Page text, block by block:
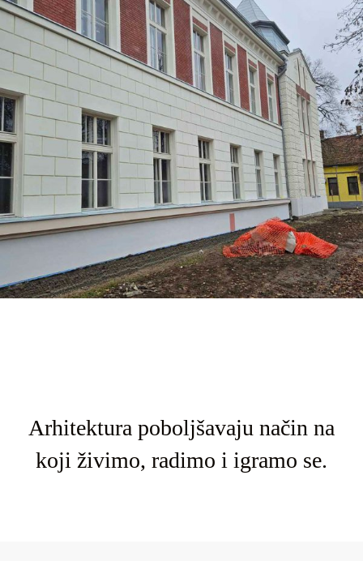
Arhitektura poboljšavaju način na
koji živimo, radimo i igramo se.